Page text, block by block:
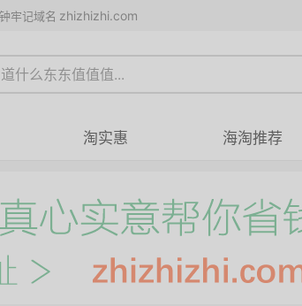
牢记域名 zhizhizhi.com
淘实惠 海淘推荐